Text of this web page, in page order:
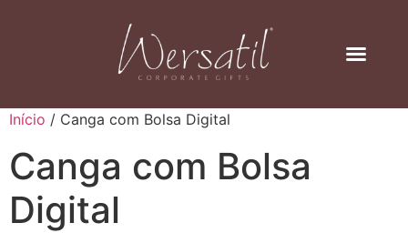
Início / Canga com Bolsa Digital
Canga com Bolsa
Digital